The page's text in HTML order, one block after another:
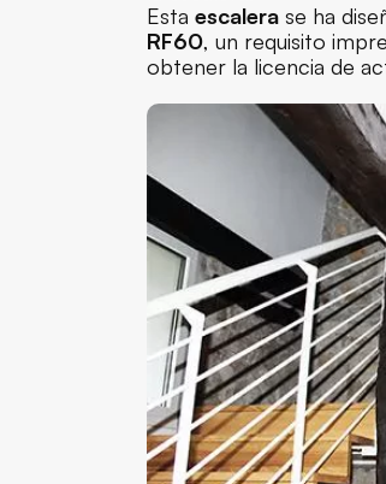
Esta escalera se ha
RF60, un requisito
obtener la licencia de